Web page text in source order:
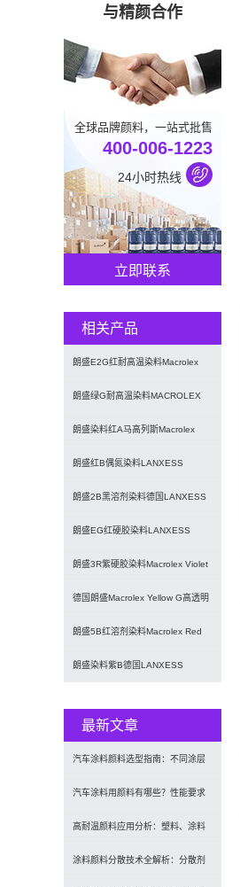
与精颜合作
全球品牌颜料，一站式批售
400-006-1223
24小时热线
立即联系
相关产品
朗盛E2G红耐高温染料Macrolex
Red E2G硬胶塑
朗盛绿G耐高温染料MACROLEX
GREEN G蒽醌染料溶
朗盛染料红A马高列斯Macrolex
Red A耐高温硬胶溶
朗盛红B偶氮染料LANXESS
Macrolex Red B
朗盛2B黑溶剂染料德国LANXESS
MACROLEX马高列
朗盛EG红硬胶染料LANXESS
Macrolex Red
朗盛3R紫硬胶染料Macrolex Violet
3R马高列
德国朗盛Macrolex Yellow G高透明
硬胶塑料用喹
朗盛5B红溶剂染料Macrolex Red
5B耐高温蒽醌染
朗盛染料紫B德国LANXESS
最新文章
汽车涂料颜料选型指南：不同涂层
应用要求、OEM与修补漆用颜料
汽车涂料用颜料有哪些？性能要求
及常用颜料类型介绍
高耐温颜料应用分析：塑料、涂料
及工程材料的选型原则与行业实践
涂料颜料分散技术全解析：分散剂